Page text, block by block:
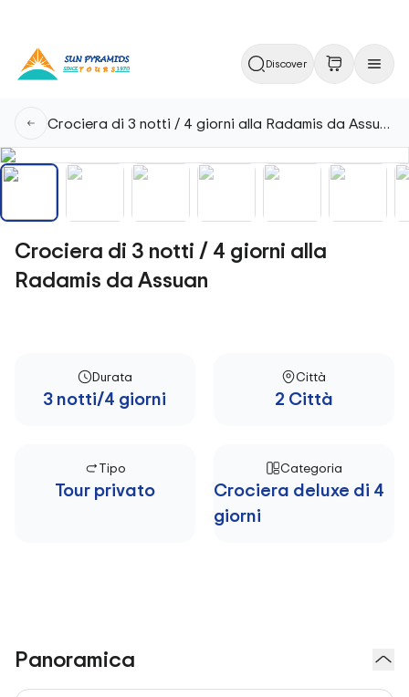
Discover
Crociera di 3 notti / 4 giorni alla Radamis da Assuan
Crociera di 3 notti / 4 giorni alla
Radamis da Assuan
Durata
3 notti/4 giorni
Città
2 Città
Tipo
Tour privato
Categoria
Crociera deluxe di 4
giorni
Panoramica